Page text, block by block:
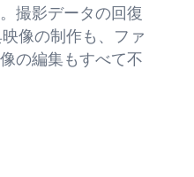
撮影データの回復
像の制作も、ファ
の編集もすべて不